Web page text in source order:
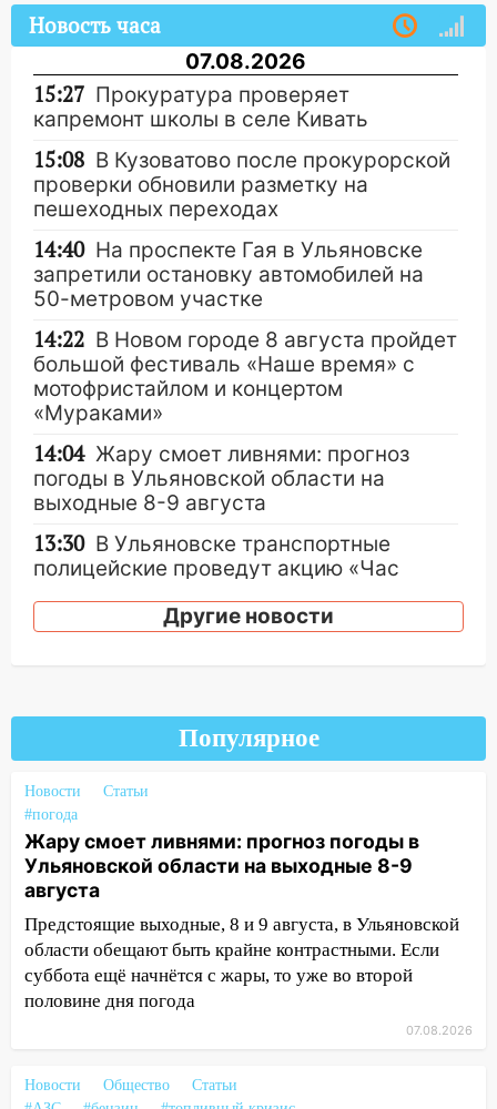
Новость часа
07.08.2026
15:27 Прокуратура проверяет
капремонт школы в селе Кивать
15:08 В Кузоватово после прокурорской
проверки обновили разметку на
пешеходных переходах
14:40 На проспекте Гая в Ульяновске
запретили остановку автомобилей на
50-метровом участке
14:22 В Новом городе 8 августа пройдет
большой фестиваль «Наше время» с
мотофристайлом и концертом
«Мураками»
14:04 Жару смоет ливнями: прогноз
погоды в Ульяновской области на
выходные 8-9 августа
13:30 В Ульяновске транспортные
полицейские проведут акцию «Час
13:20 В Ульяновске за один день
13:01 В Димитровграде мужчина
выбросил из машины страйкбольную
12:34
надвигается сильнейшая непогода: град
и шквал до 27 м/с
12:31 Ульяновец хотел купить иномарку
из Европы и потерял 760 тысяч рублей
12:20 В Чердаклинском районе
столкнулись «Лада» и Chevrolet:
пострадал 14-летний подросток
августа: список АЗС
Другие новости
Популярное
Новости
Статьи
#погода
Жару смоет ливнями: прогноз погоды в
Ульяновской области на выходные 8-9
августа
Предстоящие выходные, 8 и 9 августа, в Ульяновской
области обещают быть крайне контрастными. Если
суббота ещё начнётся с жары, то уже во второй
половине дня погода
07.08.2026
Новости Общество
Статьи